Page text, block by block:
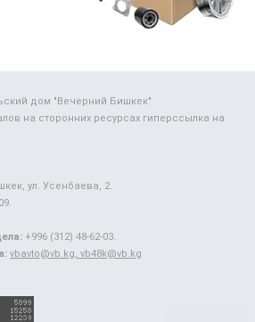
дом "Вечерний Бишкек"
на сторонних ресурсах гиперссылка на
ул. Усенбаева, 2.
+996 (312) 48-62-03.
vbavto@vb.kg, vb48k@vb.kg